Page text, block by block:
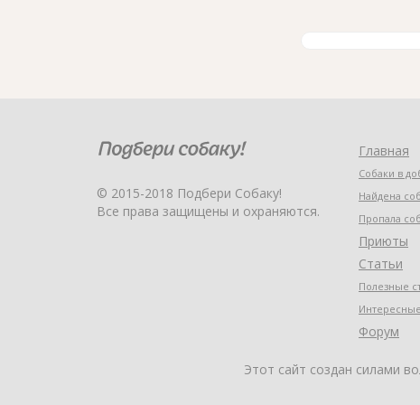
© 2015-2018 Подбери Собаку!
Все права защищены и охраняются.
Главная
Собаки в
Найдена
Пропала
Приюты
Статьи
Полезные
Форум
Этот сайт создан силами